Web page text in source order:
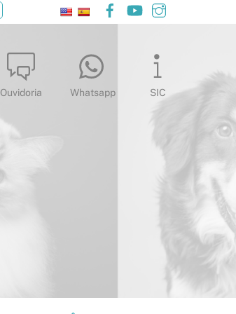
Facebook
YouTube
Ouvidoria Whatsapp SIC